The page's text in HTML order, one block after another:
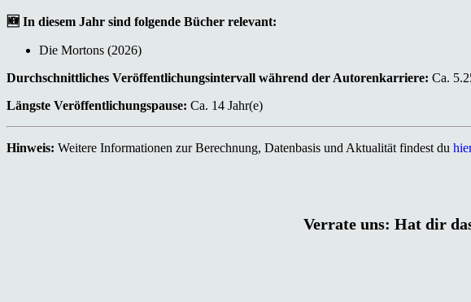
🆕 In diesem Jahr sind folgende Bücher relevant:
Die Mortons (2026)
Durchschnittliches Veröffentlichungsintervall während der Autorenkarriere: Ca.
Längste Veröffentlichungspause: Ca. 14 Jahr(e)
Hinweis: Weitere Informationen zur Berechnung, Datenbasis und Aktualität findest du hier
Verrate uns: Hat dir